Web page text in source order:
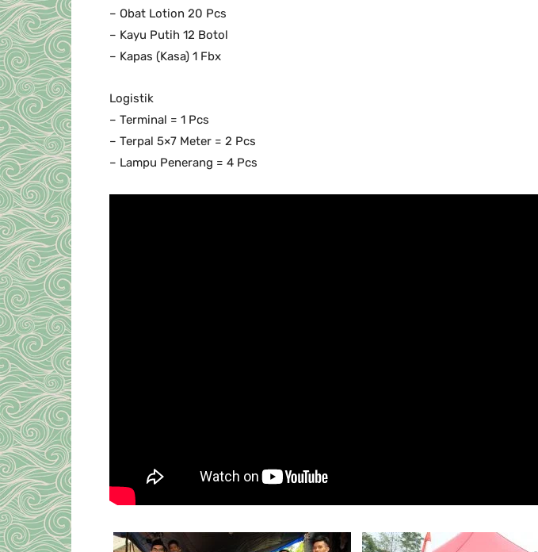
– Obat Lotion 20 Pcs
– Kayu Putih 12 Botol
– Kapas (Kasa) 1 Fbx
Logistik
– Terminal = 1 Pcs
– Terpal 5×7 Meter = 2 Pcs
– Lampu Penerang = 4 Pcs